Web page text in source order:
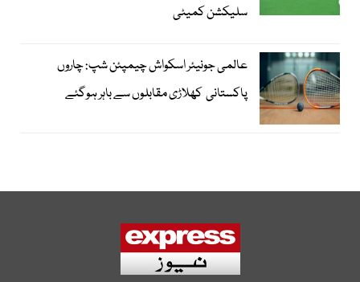
سلیکشن کمیٹی
عالمی جونیئر اسکواش چیمپئن شپ: چاروں
پاکستانی کھلاڑی مقابلوں سے باہر ہوگئے